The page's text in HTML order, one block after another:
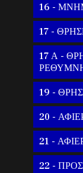
16 -
17 -
17 Α -
19 -
20 -
21 -
22 -